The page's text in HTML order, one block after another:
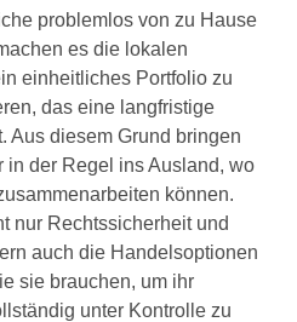
problemlos von zu Hause
es die lokalen
einheitliches Portfolio zu
das eine langfristige
Aus diesem Grund bringen
in der Regel ins Ausland, wo
können.
nur Rechtssicherheit und
auch die Handelsoptionen
sie brauchen, um ihr
unter Kontrolle zu